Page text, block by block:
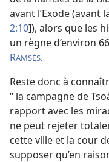
avant l’Exode (avant
2:10]), alors que les
un règne d’environ
RAMSÈS.
Reste donc à
“ la campagne de
rapport avec les
ne peut rejeter
cette ville et la cour
supposer qu’en